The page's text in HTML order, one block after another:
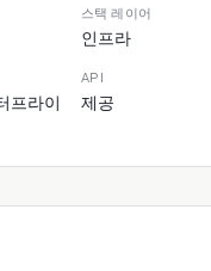
스택 레이어
인프라
프라이
API
제공